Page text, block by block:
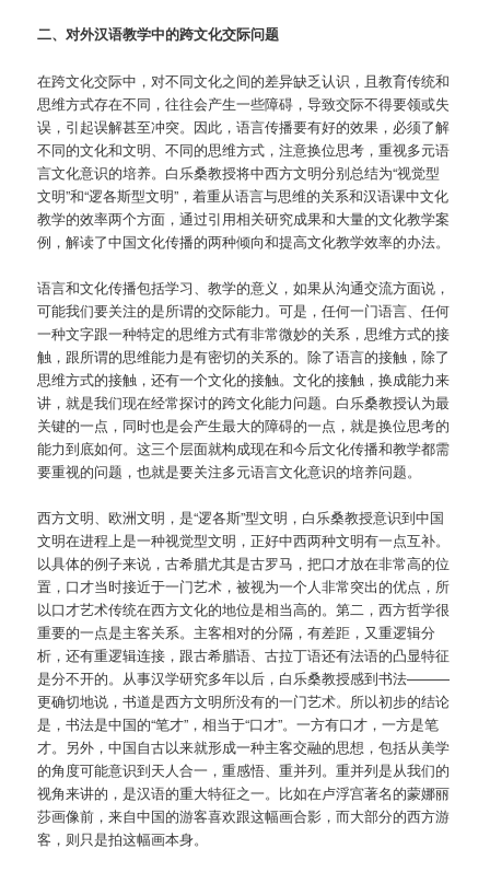
二、对外汉语教学中的跨文化交际问题
在跨文化交际中，对不同文化之间的差异缺乏认识，且教育传统和
思维方式存在不同，往往会产生一些障碍，导致交际不得要领或失
误，引起误解甚至冲突。因此，语言传播要有好的效果，必须了解
不同的文化和文明、不同的思维方式，注意换位思考，重视多元语
言文化意识的培养。白乐桑教授将中西方文明分别总结为“视觉型
文明”和“逻各斯型文明”，着重从语言与思维的关系和汉语课中文化
教学的效率两个方面，通过引用相关研究成果和大量的文化教学案
例，解读了中国文化传播的两种倾向和提高文化教学效率的办法。
语言和文化传播包括学习、教学的意义，如果从沟通交流方面说，
可能我们要关注的是所谓的交际能力。可是，任何一门语言、任何
一种文字跟一种特定的思维方式有非常微妙的关系，思维方式的接
触，跟所谓的思维能力是有密切的关系的。除了语言的接触，除了
思维方式的接触，还有一个文化的接触。文化的接触，换成能力来
讲，就是我们现在经常探讨的跨文化能力问题。白乐桑教授认为最
关键的一点，同时也是会产生最大的障碍的一点，就是换位思考的
能力到底如何。这三个层面就构成现在和今后文化传播和教学都需
要重视的问题，也就是要关注多元语言文化意识的培养问题。
西方文明、欧洲文明，是“逻各斯”型文明，白乐桑教授意识到中国
文明在进程上是一种视觉型文明，正好中西两种文明有一点互补。
以具体的例子来说，古希腊尤其是古罗马，把口才放在非常高的位
置，口才当时接近于一门艺术，被视为一个人非常突出的优点，所
以口才艺术传统在西方文化的地位是相当高的。第二，西方哲学很
重要的一点是主客关系。主客相对的分隔，有差距，又重逻辑分
析，还有重逻辑连接，跟古希腊语、古拉丁语还有法语的凸显特征
是分不开的。从事汉学研究多年以后，白乐桑教授感到书法———
更确切地说，书道是西方文明所没有的一门艺术。所以初步的结论
是，书法是中国的“笔才”，相当于“口才”。一方有口才，一方是笔
才。另外，中国自古以来就形成一种主客交融的思想，包括从美学
的角度可能意识到天人合一，重感悟、重并列。重并列是从我们的
视角来讲的，是汉语的重大特征之一。比如在卢浮宫著名的蒙娜丽
莎画像前，来自中国的游客喜欢跟这幅画合影，而大部分的西方游
客，则只是拍这幅画本身。